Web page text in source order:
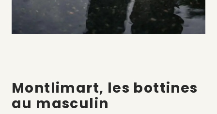
Montlimart, les bottines
au masculin